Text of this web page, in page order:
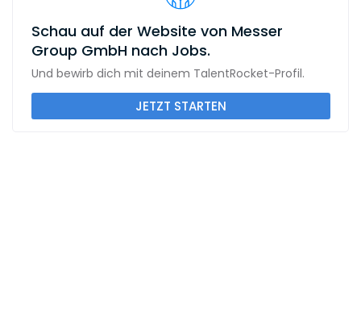
Schau auf der Website von Messer
Group GmbH nach Jobs.
Und bewirb dich mit deinem TalentRocket-Profil.
JETZT STARTEN